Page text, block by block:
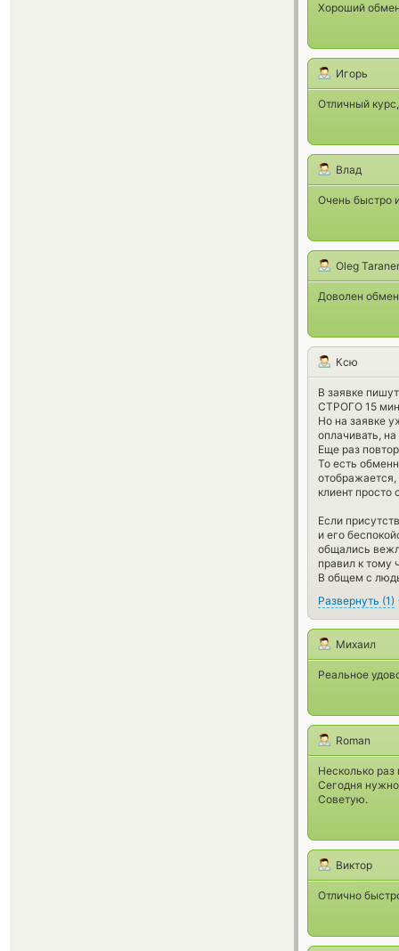
Хороший
Игорь
Отличный
Влад
Очень быстро
Oleg
Доволен
Ксю
В заявке
СТРОГО 15
Но на заявке
оплачивать,
Еще раз
То есть
клиент просто
Если
и его
общались
правил к тому
В общем с
Развернуть (1)
Михаил
Реальное
Roman
Несколько
Сегодня
Советую.
Виктор
Отлично